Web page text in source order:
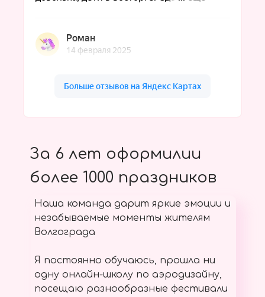
За 6 лет оформилии
более 1000 праздников
Наша команда дарит яркие эмоции и
незабываемые моменты жителям
Волгограда
Я постоянно обучаюсь, прошла ни
одну онлайн-школу по аэродизайну,
посещаю разнообразные фестивали